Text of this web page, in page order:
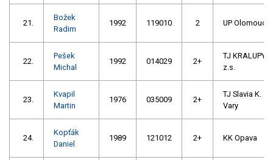
21.
Božek
Radim
1992 119010 2 UP Olomouc
22.
Pešek
Michal
1992 014029 2+
TJ KRALUPY,
z.s.
23.
Kvapil
Martin
1976 035009 2+
TJ Slavia K.
Vary
24.
Kopťák
Daniel
1989 121012 2+ KK Opava